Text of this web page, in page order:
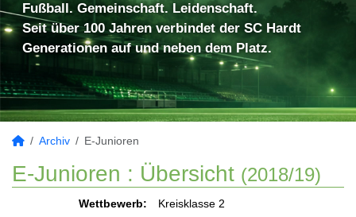
Fußball. Gemeinschaft. Leidenschaft.
Seit über 100 Jahren verbindet der SC Hardt
Generationen auf und neben dem Platz.
Archiv E-Junioren
E-Junioren : Übersicht (2018/19)
Wettbewerb:
Kreisklasse 2